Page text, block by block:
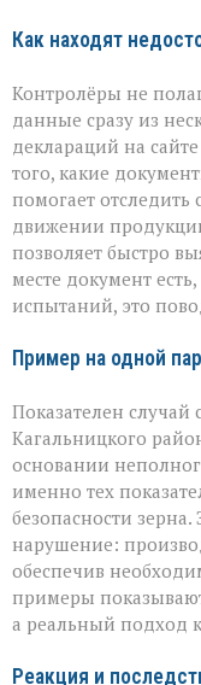
Как находят
Контролёры не
данные сразу из
деклараций на
того, какие
помогает
движении
позволяет быстро
месте документ
испытаний, это
Пример на одной
Показателен
Кагальницкого
основании
именно тех
безопасности
нарушение:
обеспечив
примеры
а реальный подход
Реакция и